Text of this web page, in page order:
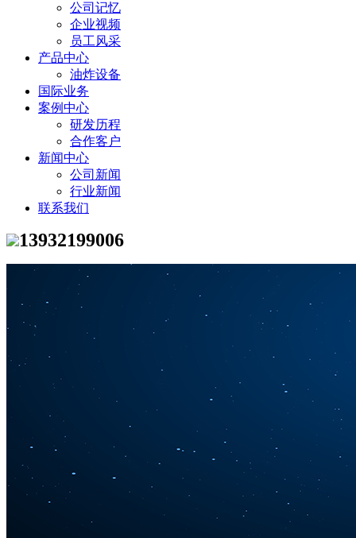
公司记忆
企业视频
员工风采
产品中心
油炸设备
国际业务
案例中心
研发历程
合作客户
新闻中心
公司新闻
行业新闻
联系我们
13932199006